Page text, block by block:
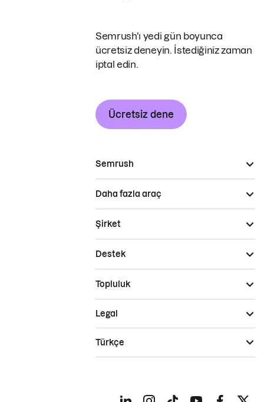
Semrush'ı yedi gün boyunca
ücretsiz deneyin. İstediğiniz zaman
iptal edin.
Ücretsiz dene
Semrush
Daha fazla araç
Şirket
Destek
Topluluk
Legal
Türkçe